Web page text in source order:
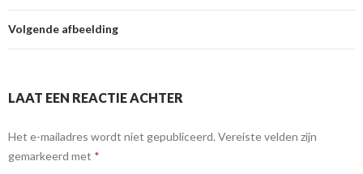
Volgende afbeelding
LAAT EEN REACTIE ACHTER
Het e-mailadres wordt niet gepubliceerd. Vereiste velden zijn
gemarkeerd met *